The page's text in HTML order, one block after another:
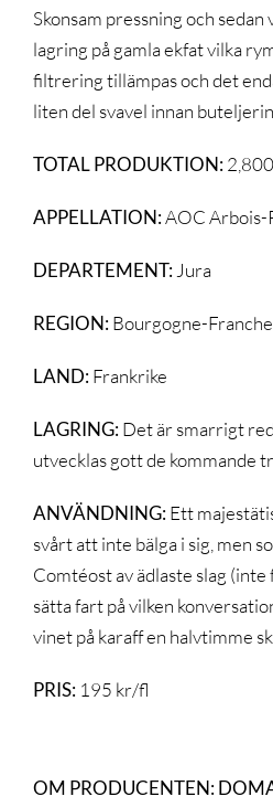
Skonsam pressning och
lagring på gamla ekfat vilka
filtrering tillämpas och det
liten del svavel innan
TOTAL PRODUKTION:
APPELLATION:AOC Arbois-
DEPARTEMENT:Jura
REGION:Bourgogne-
LAND:Frankrike
LAGRING:Det är smarrigt
utvecklas gott de kommande
ANVÄNDNING:Ett
svårt att inte bälga i sig, men
Comtéost av ädlaste slag
sätta fart på vilken
vinet på karaff en halvtimme
PRIS:195 kr/fl
OM PRODUCENTEN: